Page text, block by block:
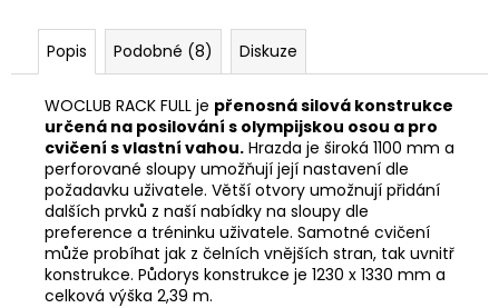
Popis Podobné (8) Diskuze
WOCLUB RACK FULL je přenosná silová konstrukce
určená na posilování s olympijskou osou a pro
cvičení s vlastní vahou. Hrazda je široká 1100 mm a
perforované sloupy umožňují její nastavení dle
požadavku uživatele. Větší otvory umožnují přidání
dalších prvků z naší nabídky na sloupy dle
preference a tréninku uživatele. Samotné cvičení
může probíhat jak z čelních vnějších stran, tak uvnitř
konstrukce. Půdorys konstrukce je 1230 x 1330 mm a
celková výška 2,39 m.
5CM
899
Kč